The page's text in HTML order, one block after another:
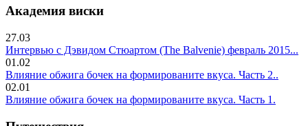
Академия виски
27.03
Интервью с Дэвидом Стюартом (The Balvenie) февраль 2015...
01.02
Влияние обжига бочек на формированите вкуса. Часть 2..
02.01
Влияние обжига бочек на формированите вкуса. Часть 1.